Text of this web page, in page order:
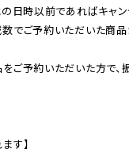
日時以前であればキャ
でご予約いただいた商
ご予約いただいた方で、
す】